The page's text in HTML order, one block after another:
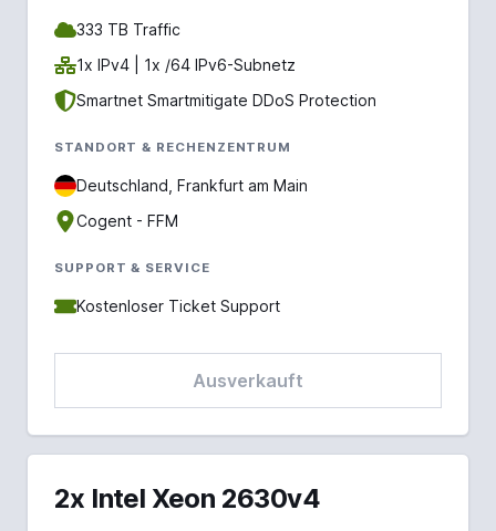
333 TB Traffic
1x IPv4 | 1x /64 IPv6-Subnetz
Smartnet Smartmitigate DDoS Protection
STANDORT & RECHENZENTRUM
Deutschland, Frankfurt am Main
Cogent - FFM
SUPPORT & SERVICE
Kostenloser Ticket Support
Ausverkauft
2x Intel Xeon 2630v4